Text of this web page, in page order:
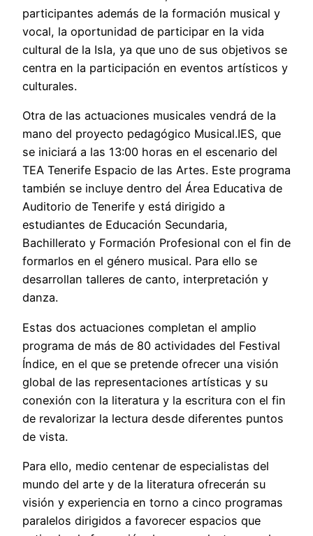
participantes además de la formación musical y
vocal, la oportunidad de participar en la vida
cultural de la Isla, ya que uno de sus objetivos se
centra en la participación en eventos artísticos y
culturales.
Otra de las actuaciones musicales vendrá de la
mano del proyecto pedagógico Musical.IES, que
se iniciará a las 13:00 horas en el escenario del
TEA Tenerife Espacio de las Artes. Este programa
también se incluye dentro del Área Educativa de
Auditorio de Tenerife y está dirigido a
estudiantes de Educación Secundaria,
Bachillerato y Formación Profesional con el fin de
formarlos en el género musical. Para ello se
desarrollan talleres de canto, interpretación y
danza.
Estas dos actuaciones completan el amplio
programa de más de 80 actividades del Festival
Índice, en el que se pretende ofrecer una visión
global de las representaciones artísticas y su
conexión con la literatura y la escritura con el fin
de revalorizar la lectura desde diferentes puntos
de vista.
Para ello, medio centenar de especialistas del
mundo del arte y de la literatura ofrecerán su
visión y experiencia en torno a cinco programas
paralelos dirigidos a favorecer espacios que